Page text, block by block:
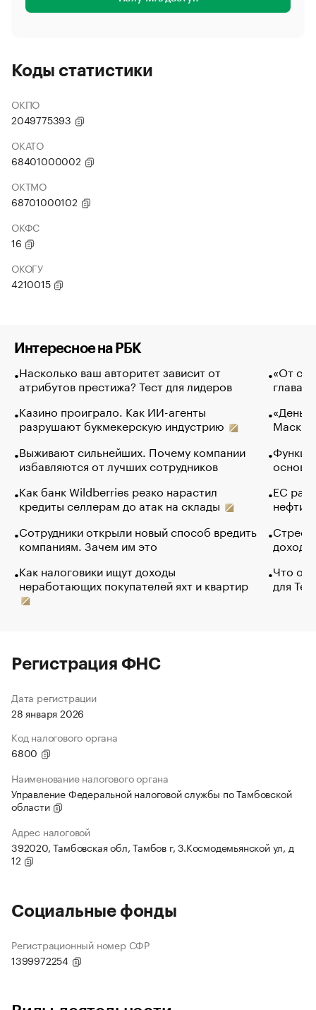
Коды статистики
ОКПО
2049775393
ОКАТО
68401000002
ОКТМО
68701000102
ОКФС
16
ОКОГУ
4210015
Интересное на РБК
Насколько ваш авторитет зависит от
атрибутов престижа? Тест для лидеров
Казино проиграло. Как ИИ-агенты
разрушают букмекерскую индустрию
Выживают сильнейших. Почему компании
избавляются от лучших сотрудников
Как банк Wildberries резко нарастил
кредиты селлерам до атак на склады
Сотрудники открыли новый способ вредить
компаниям. Зачем им это
Как налоговики ищут доходы
неработающих покупателей яхт и квартир
«От
глава
Маск в
основ
ЕС
нефти
Что
для
Регистрация ФНС
Дата регистрации
28 января 2026
Код налогового органа
6800
Наименование налогового органа
Управление Федеральной налоговой службы по Тамбовской
области
Адрес налоговой
392020, Тамбовская обл, Тамбов г, З.Космодемьянской ул, д
12
Социальные фонды
Регистрационный номер СФР
1399972254